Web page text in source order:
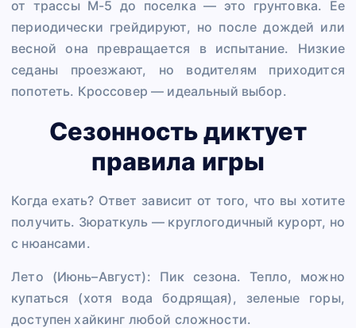
от трассы М-5 до поселка — это грунтовка. Ее
периодически грейдируют, но после дождей или
весной она превращается в испытание. Низкие
седаны проезжают, но водителям приходится
попотеть. Кроссовер — идеальный выбор.
Сезонность диктует
правила игры
Когда ехать? Ответ зависит от того, что вы хотите
получить. Зюраткуль — круглогодичный курорт, но
с нюансами.
Лето (Июнь–Август): Пик сезона. Тепло, можно
купаться (хотя вода бодрящая), зеленые горы,
доступен хайкинг любой сложности.